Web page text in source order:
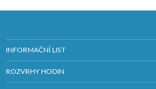
INFORMAČNÍ LIST
ROZVRHY HODIN